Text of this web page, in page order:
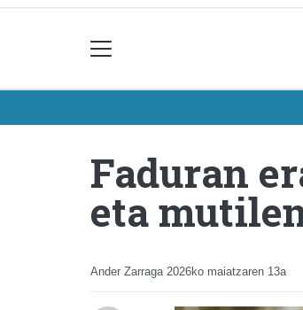
Faduran
eta
Ander Zarraga 2026ko maiatzaren 13a